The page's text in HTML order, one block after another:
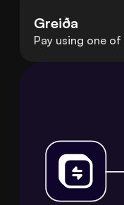
Greiða
Pay using one